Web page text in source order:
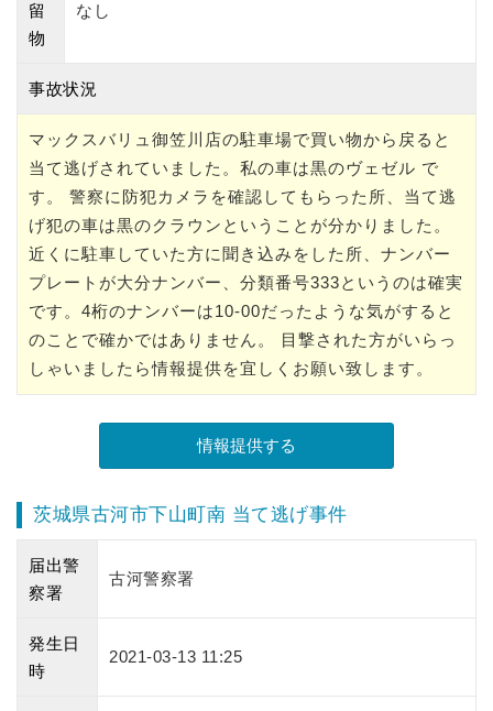
留
物
なし
事故状況
マックスバリュ御笠川店の駐車場で買い物から戻ると
当て逃げされていました。私の車は黒のヴェゼル で
す。 警察に防犯カメラを確認してもらった所、当て逃
げ犯の車は黒のクラウンということが分かりました。
近くに駐車していた方に聞き込みをした所、ナンバー
プレートが大分ナンバー、分類番号333というのは確実
です。4桁のナンバーは10-00だったような気がすると
のことで確かではありません。 目撃された方がいらっ
しゃいましたら情報提供を宜しくお願い致します。
茨城県古河市下山町南 当て逃げ事件
届出警
察署
古河警察署
発生日
時
2021-03-13 11:25